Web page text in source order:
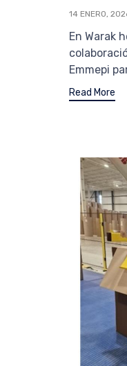
14 ENERO,
En Warak
Emmepi
Read More